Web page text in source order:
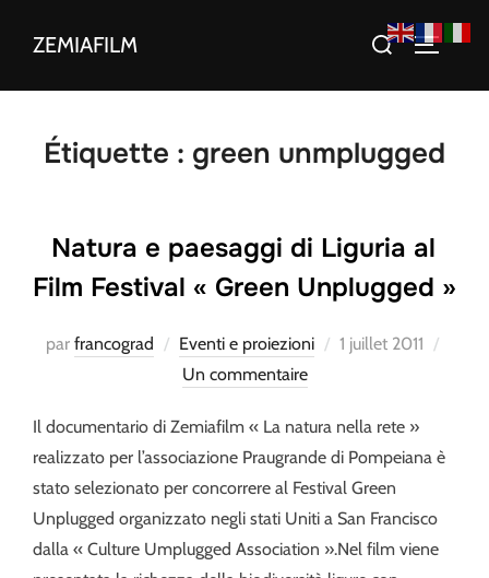
ZEMIAFILM Rechercher :
Étiquette : green unmplugged
Natura e paesaggi di Liguria al
Film Festival « Green Unplugged »
par francograd Eventi e proiezioni
Publié
1 juillet 2011
Un commentaire
Il documentario di Zemiafilm « La natura nella rete »
realizzato per l’associazione Praugrande di Pompeiana è
stato selezionato per concorrere al Festival Green
Unplugged organizzato negli stati Uniti a San Francisco
dalla « Culture Umplugged Association ».Nel film viene